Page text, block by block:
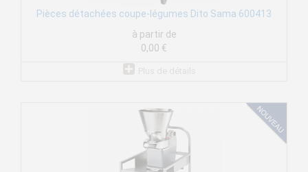
Pièces détachées coupe-légumes Dito Sama 600413
à partir de
0,00 €